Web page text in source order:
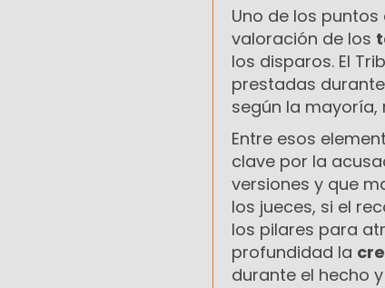
Uno de los
valoración de los
los disparos. El
prestadas
según la
Entre esos
clave por la
versiones y que
los jueces, si el
los pilares para
profundidad la
durante el hecho